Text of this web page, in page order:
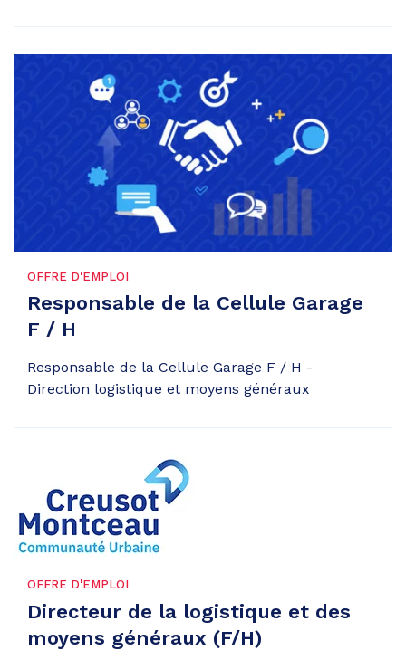
OFFRE D'EMPLOI
Responsable de la Cellule Garage
F / H
Responsable de la Cellule Garage F / H -
Direction logistique et moyens généraux
OFFRE D'EMPLOI
Directeur de la logistique et des
moyens généraux (F/H)